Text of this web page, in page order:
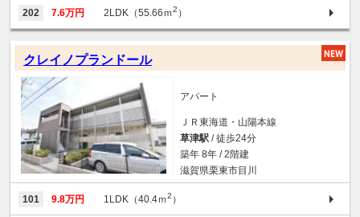
202 7.6万円 2LDK（55.66ｍ2 ）
クレイノプランドール
アパート
ＪＲ東海道・山陽本線
草津駅 / 徒歩24分
築年 8年 / 2階建
滋賀県栗東市目川
101 9.8万円 1LDK（40.4ｍ2 ）